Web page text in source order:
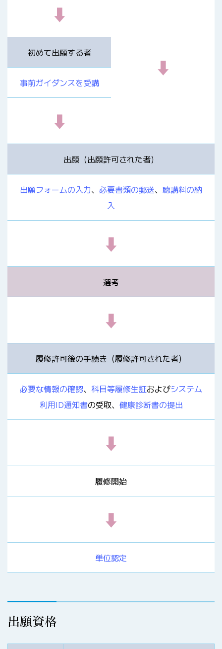
⬇
⬇
初めて出願する者
事前ガイダンスを受講
⬇
出願（出願許可された者）
出願フォームの入力、 必要書類の郵送、 聴講料の納
入
⬇
選考
⬇
履修許可後の手続き（履修許可された者）
必要な情報の確認、 科目等履修生証およびシステム
利用ID通知書の受取、 健康診断書の提出
⬇
履修開始
⬇
単位認定
出願資格